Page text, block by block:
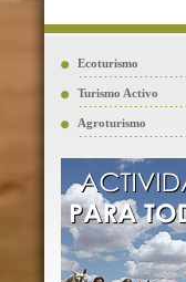
Ecoturismo
Turismo Activo
Agroturismo